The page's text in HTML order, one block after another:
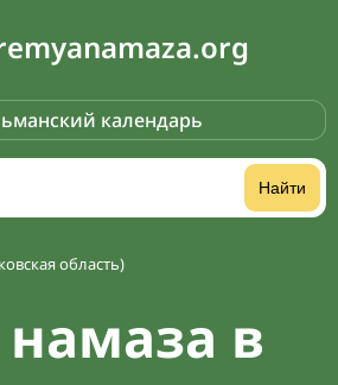
календарь
Найти
область)
в